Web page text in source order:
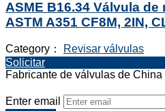
ASME B16.34 Válvula
ASTM A351 CF8M, 2IN,
Category：
Revisar válvulas
Solicitar
Fabricante de válvulas de China
Enter email